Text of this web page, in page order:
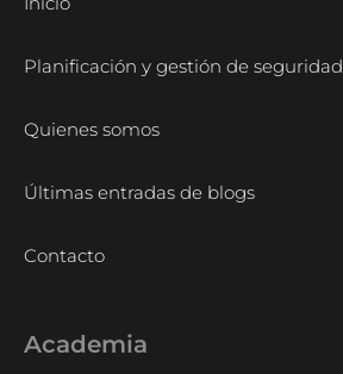
Planificación y gestión de seguridad
Quienes somos
Últimas entradas de blogs
Contacto
Academia